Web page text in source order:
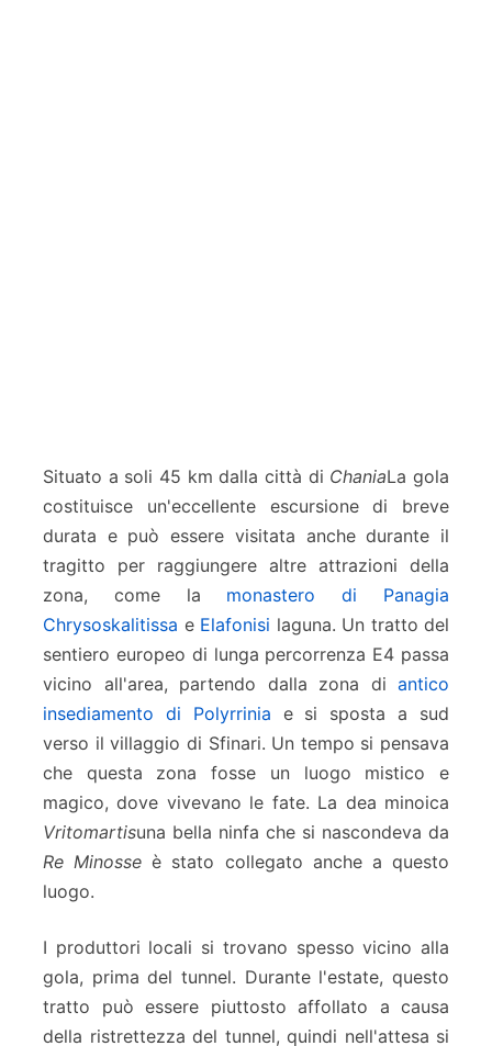
Situato a soli 45 km dalla città di ChaniaLa gola
costituisce un'eccellente escursione di breve
durata e può essere visitata anche durante il
tragitto per raggiungere altre attrazioni della
zona, come la monastero di Panagia
Chrysoskalitissa e Elafonisi laguna. Un tratto del
sentiero europeo di lunga percorrenza E4 passa
vicino all'area, partendo dalla zona di antico
insediamento di Polyrrinia e si sposta a sud
verso il villaggio di Sfinari. Un tempo si pensava
che questa zona fosse un luogo mistico e
magico, dove vivevano le fate. La dea minoica
Vritomartisuna bella ninfa che si nascondeva da
Re Minosse è stato collegato anche a questo
luogo.
I produttori locali si trovano spesso vicino alla
gola, prima del tunnel. Durante l'estate, questo
tratto può essere piuttosto affollato a causa
della ristrettezza del tunnel, quindi nell'attesa si